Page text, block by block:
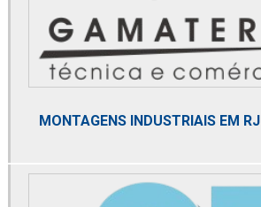
Distribuidor de bobina danfoss
Distribuidor de bomba de alta pressão
Distribuidor de bomba de pistão axial
Distribuidor de domnick hunter
MONTAGENS INDUSTRIAIS EM RJ